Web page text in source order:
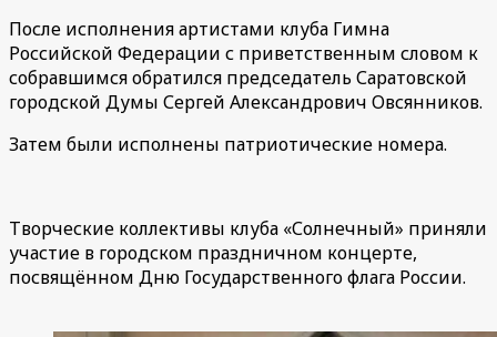
После исполнения артистами клуба Гимна
Российской Федерации с приветственным словом к
собравшимся обратился председатель Саратовской
городской Думы Сергей Александрович Овсянников.
Затем были исполнены патриотические номера.
Творческие коллективы клуба «Солнечный» приняли
участие в городском праздничном концерте,
посвящённом Дню Государственного флага России.